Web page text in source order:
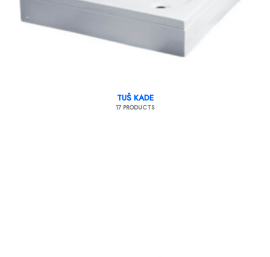
TUŠ KADE
17 PRODUCTS